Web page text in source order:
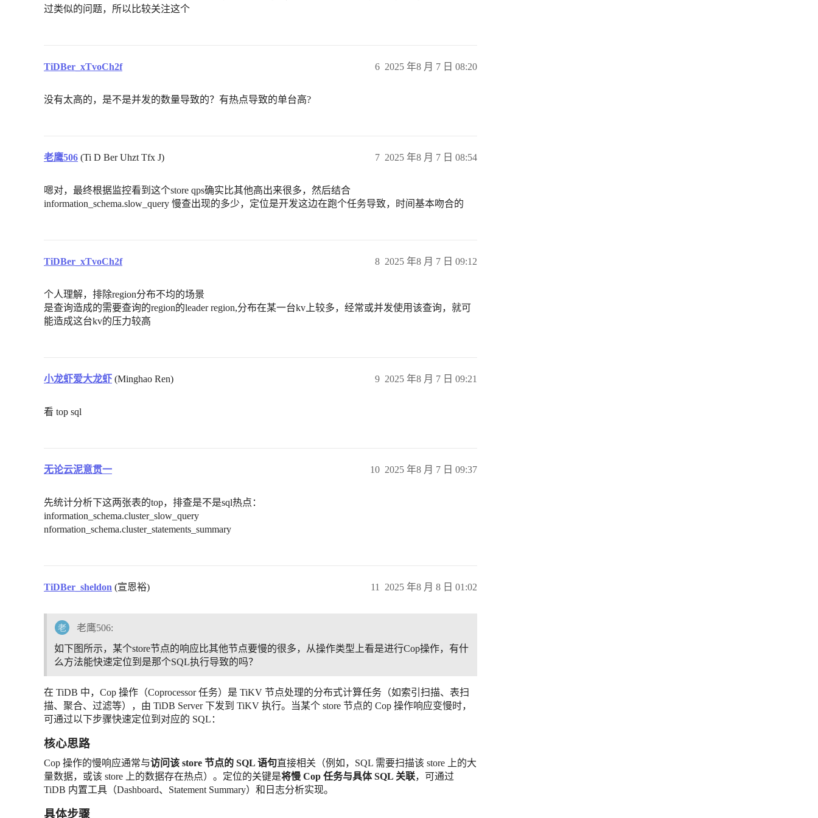
过类似的问题，所以比较关注这个
TiDBer_xTvoCh2f 2025 年8 月 7 日 08:20
6
没有太高的，是不是并发的数量导致的？有热点导致的单台高?
老鹰506 (Ti D Ber Uhzt Tfx J) 2025 年8 月 7 日 08:54
7
嗯对，最终根据监控看到这个store qps确实比其他高出来很多，然后结合
information_schema.slow_query 慢查出现的多少，定位是开发这边在跑个任务导致，时间基本吻合的
TiDBer_xTvoCh2f 2025 年8 月 7 日 09:12
8
个人理解，排除region分布不均的场景
是查询造成的需要查询的region的leader region,分布在某一台kv上较多，经常或并发使用该查询，就可
能造成这台kv的压力较高
小龙虾爱大龙虾 (Minghao Ren) 2025 年8 月 7 日 09:21
9
看 top sql
无论云泥意贯一 2025 年8 月 7 日 09:37
10
先统计分析下这两张表的top，排查是不是sql热点：
information_schema.cluster_slow_query
nformation_schema.cluster_statements_summary
TiDBer_sheldon (宣恩裕) 2025 年8 月 8 日 01:02
11
老鹰506:
如下图所示，某个store节点的响应比其他节点要慢的很多，从操作类型上看是进行Cop操作，有什
么方法能快速定位到是那个SQL执行导致的吗？
在 TiDB 中，Cop 操作（Coprocessor 任务）是 TiKV 节点处理的分布式计算任务（如索引扫描、表扫
描、聚合、过滤等），由 TiDB Server 下发到 TiKV 执行。当某个 store 节点的 Cop 操作响应变慢时，
可通过以下步骤快速定位到对应的 SQL：
核心思路
Cop 操作的慢响应通常与访问该 store 节点的 SQL 语句直接相关（例如，SQL 需要扫描该 store 上的大
量数据，或该 store 上的数据存在热点）。定位的关键是将慢 Cop 任务与具体 SQL 关联，可通过
TiDB 内置工具（Dashboard、Statement Summary）和日志分析实现。
具体步骤